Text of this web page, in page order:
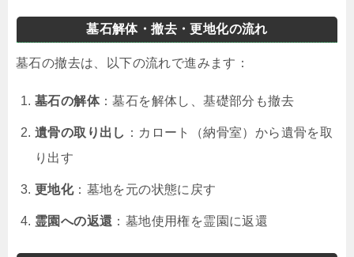
墓石解体・撤去・更地化の流れ
墓石の撤去は、以下の流れで進みます：
墓石の解体：墓石を解体し、基礎部分も撤去
遺骨の取り出し ：カロート（納骨室）から遺骨を取
り出す
更地化：墓地を元の状態に戻す
霊園への返還 ：墓地使用権を霊園に返還